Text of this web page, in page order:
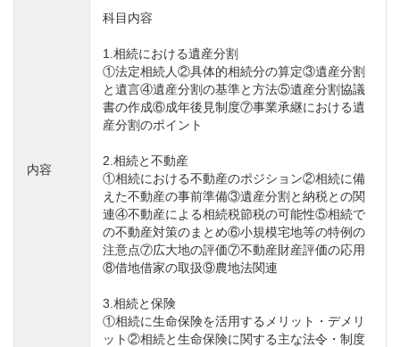
内容
科目内容
1.相続における遺産分割
①法定相続人②具体的相続分の算定③遺産分割
と遺言④遺産分割の基準と方法⑤遺産分割協議
書の作成⑥成年後見制度⑦事業承継における遺
産分割のポイント
2.相続と不動産
①相続における不動産のポジション②相続に備
えた不動産の事前準備③遺産分割と納税との関
連④不動産による相続税節税の可能性⑤相続で
の不動産対策のまとめ⑥小規模宅地等の特例の
注意点⑦広大地の評価⑦不動産財産評価の応用
⑧借地借家の取扱⑨農地法関連
3.相続と保険
①相続に生命保険を活用するメリット・デメリ
ット②相続と生命保険に関する主な法令・制度